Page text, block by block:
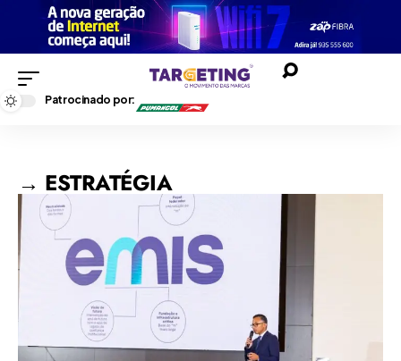
Patrocinado por:
→ ESTRATÉGIA